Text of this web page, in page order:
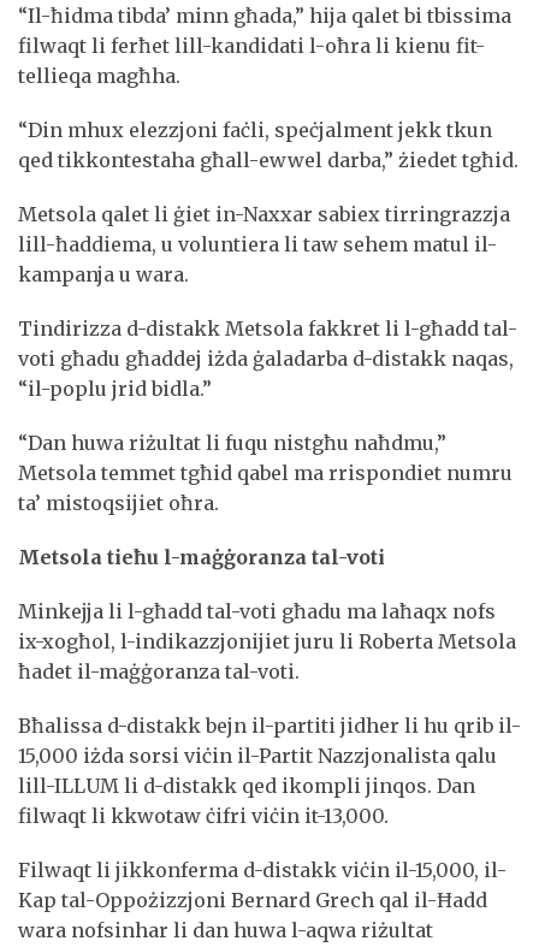
“Il-ħidma tibda’ minn għada,” hija qalet bi tbissima
filwaqt li ferħet lill-kandidati l-oħra li kienu fit-
tellieqa magħha.
“Din mhux elezzjoni faċli, speċjalment jekk tkun
qed tikkontestaha għall-ewwel darba,” żiedet tgħid.
Metsola qalet li ġiet in-Naxxar sabiex tirringrazzja
lill-ħaddiema, u voluntiera li taw sehem matul il-
kampanja u wara.
Tindirizza d-distakk Metsola fakkret li l-għadd tal-
voti għadu għaddej iżda ġaladarba d-distakk naqas,
“il-poplu jrid bidla.”
“Dan huwa riżultat li fuqu nistgħu naħdmu,”
Metsola temmet tgħid qabel ma rrispondiet numru
ta’ mistoqsijiet oħra.
Metsola tieħu l-maġġoranza tal-voti
Minkejja li l-għadd tal-voti għadu ma laħaqx nofs
ix-xogħol, l-indikazzjonijiet juru li Roberta Metsola
ħadet il-maġġoranza tal-voti.
Bħalissa d-distakk bejn il-partiti jidher li hu qrib il-
15,000 iżda sorsi viċin il-Partit Nazzjonalista qalu
lill-ILLUM li d-distakk qed ikompli jinqos. Dan
filwaqt li kkwotaw ċifri viċin it-13,000.
Filwaqt li jikkonferma d-distakk viċin il-15,000, il-
Kap tal-Oppożizzjoni Bernard Grech qal il-Ħadd
wara nofsinhar li dan huwa l-aqwa riżultat